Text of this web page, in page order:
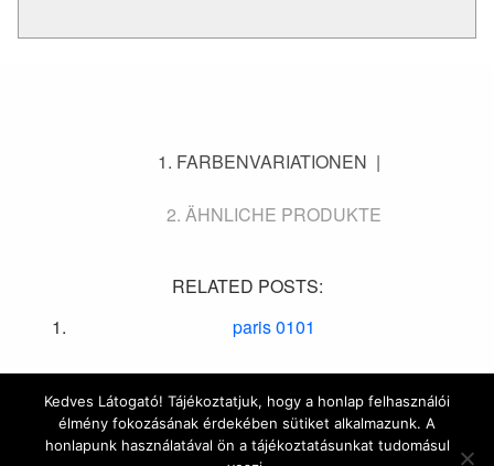
FARBENVARIATIONEN
ÄHNLICHE PRODUKTE
RELATED POSTS:
paris 0101
© 2016 Marrakesh Zementfliesen | Design & Site by
HYDROGENE
Kedves Látogató! Tájékoztatjuk, hogy a honlap felhasználói
élmény fokozásának érdekében sütiket alkalmazunk. A
honlapunk használatával ön a tájékoztatásunkat tudomásul